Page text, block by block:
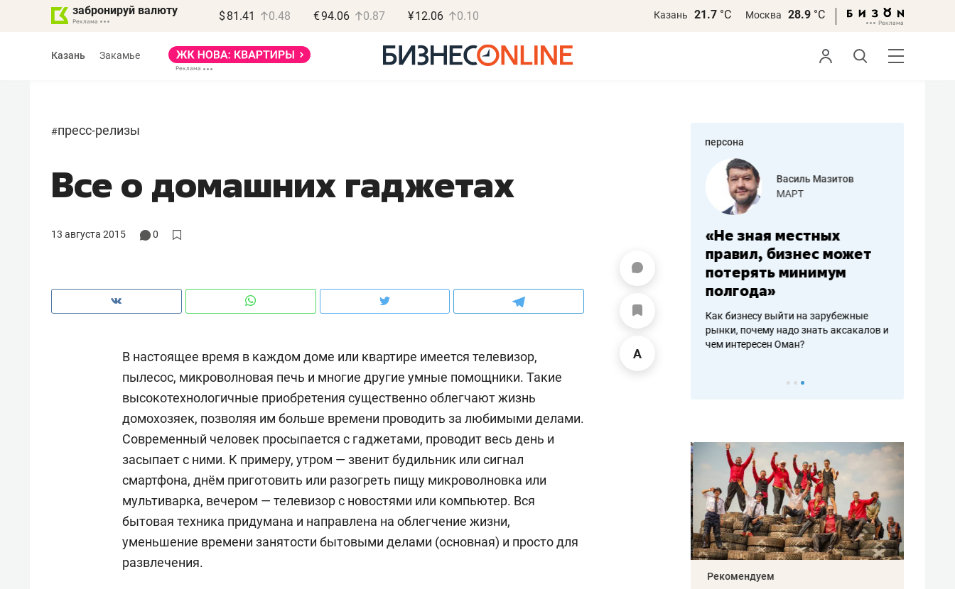
забронируй валюту $ 81.41 0.48 €94.06 0.87 ¥12.06 0.10 Казань 21.7 °С Москва 28.9 °С
Казань Закамье
#пресс-релизы
Все о домашних гаджетах
13 августа 2015 0
В настоящее время в каждом доме или квартире имеется телевизор,
пылесос, микроволновая печь и многие другие умные помощники. Такие
высокотехнологичные приобретения существенно облегчают жизнь
домохозяек, позволяя им больше времени проводить за любимыми делами.
Современный человек просыпается с гаджетами, проводит весь день и
засыпает с ними. К примеру, утром — звенит будильник или сигнал
смартфона, днём приготовить или разогреть пищу микроволновка или
мультиварка, вечером — телевизор с новостями или компьютер. Вся
бытовая техника придумана и направлена на облегчение жизни,
уменьшение времени занятости бытовыми делами (основная) и просто для
развлечения.
персона
Василь Мазитов
МАРТ
«Не зная местных
полгода»
Как бизнесу выйти на зарубежные
Роман Ободец
«Готовые решения»
репутацию»
Владелец отделочной фирмы
от болезни, чувствовать
себя живой»
Наследница бизнеса по пошиву
Василь Мазитов
МАРТ
«Не зная местных
правил, бизнес может
потерять минимум
полгода»
Как бизнесу выйти на зарубежные
рынки, почему надо знать аксакалов и
чем интересен Оман?
Рекомендуем